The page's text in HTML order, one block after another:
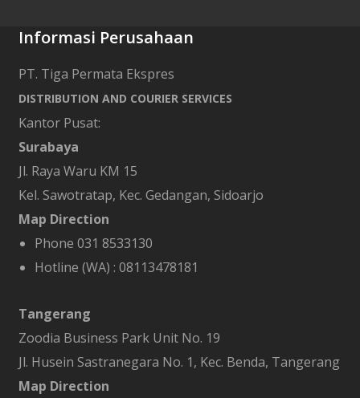
Informasi Perusahaan
PT. Tiga Permata Ekspres
DISTRIBUTION AND COURIER SERVICES
Kantor Pusat:
Surabaya
Jl. Raya Waru KM 15
Kel. Sawotratap, Kec. Gedangan, Sidoarjo
Map Direction
Phone 031 8533130
Hotline (WA) : 08113478181
Tangerang
Zoodia Business Park Unit No. 19
Jl. Husein Sastranegara No. 1, Kec. Benda, Tangerang
Map Direction